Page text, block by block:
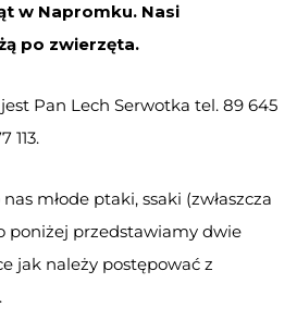
w Napromku. Nasi
po zwierzęta.
Pan Lech Serwotka tel. 89 645
113.
młode ptaki, ssaki (zwłaszcza
poniżej przedstawiamy dwie
jak należy postępować z